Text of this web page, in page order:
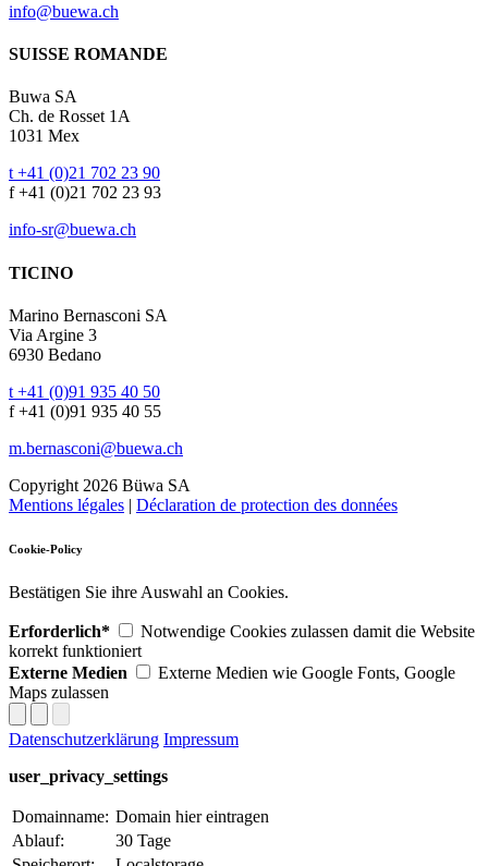
info@buewa.ch
SUISSE ROMANDE
Buwa SA
Ch. de Rosset 1A
1031 Mex
t +41 (0)21 702 23 90
f +41 (0)21 702 23 93
info-sr@buewa.ch
TICINO
Marino Bernasconi SA
Via Argine 3
6930 Bedano
t +41 (0)91 935 40 50
f +41 (0)91 935 40 55
m.bernasconi@buewa.ch
Copyright 2026 Büwa SA
Mentions légales | Déclaration de protection des données
Cookie-Policy
Bestätigen Sie ihre Auswahl an Cookies.
Erforderlich*
Notwendige Cookies zulassen damit die Website
korrekt funktioniert
Externe Medien
Externe Medien wie Google Fonts, Google
Maps zulassen
Datenschutzerklärung Impressum
user_privacy_settings
Domainname: Domain hier eintragen
Ablauf:
30 Tage